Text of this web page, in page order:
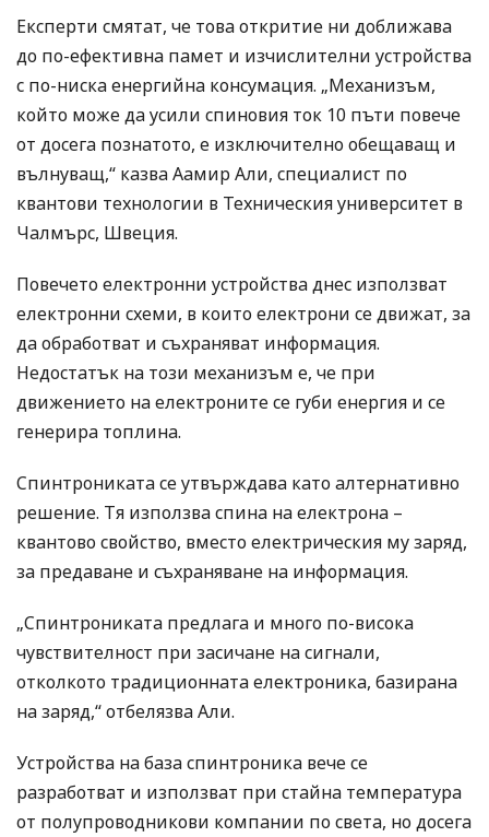
Експерти смятат, че това откритие ни доближава
до по-ефективна памет и изчислителни устройства
с по-ниска енергийна консумация. „Механизъм,
който може да усили спиновия ток 10 пъти повече
от досега познатото, е изключително обещаващ и
вълнуващ,“ казва Аамир Али, специалист по
квантови технологии в Техническия университет в
Чалмърс, Швеция.
Повечето електронни устройства днес използват
електронни схеми, в които електрони се движат, за
да обработват и съхраняват информация.
Недостатък на този механизъм е, че при
движението на електроните се губи енергия и се
генерира топлина.
Спинтрониката се утвърждава като алтернативно
решение. Тя използва спина на електрона –
квантово свойство, вместо електрическия му заряд,
за предаване и съхраняване на информация.
„Спинтрониката предлага и много по-висока
чувствителност при засичане на сигнали,
отколкото традиционната електроника, базирана
на заряд,“ отбелязва Али.
Устройства на база спинтроника вече се
разработват и използват при стайна температура
от полупроводникови компании по света, но досега